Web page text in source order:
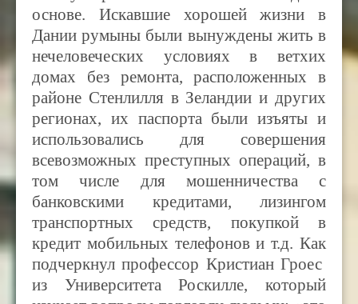
основе. Искавшие хорошей жизни в
Дании румыны были вынуждены жить в
нечеловеческих условиях в ветхих
домах без ремонта, расположенных в
районе Стенлилля в Зеландии и других
регионах, их паспорта были изъяты и
использовались для совершения
всевозможных преступных операций, в
том числе для мошенничества с
банковскими кредитами, лизингом
транспортных средств, покупкой в
кредит мобильных телефонов и т.д. Как
подчеркнул профессор Кристиан Гроес
из Университета Роскилле, который